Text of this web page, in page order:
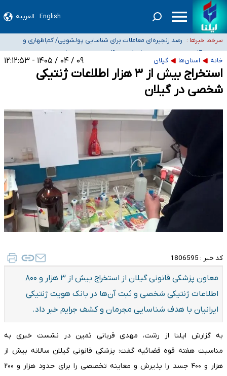
English العربیه
سرخط خبرها :
شیب آسیب‌های اجتماعی در کشور افزایشی است
رصد زنجیره‌ای معاملات برای شناسایی پولشویی/ کم‌اظهاری و
«حسین آقایاری» تراستی ابربدهکار کیست؟/ غارت پول نفت کشور با
پاسپورت ایرانی- افغانستانی
آسیب‌های جنگ، صدور گواهینامه موتورسواری زنان را به تأخیر انداخت
درخواست جلسه نمایندگان با رئیس‌جمهور برای تصمیم‌گیری درباره حذف شرکت‌های
پیمانکاری/ مصوبه دولت انتظار مجلس و نیروهای شرکتی را تأمین نکرد
خانه استان‌ها گیلان ۰۹ / ۰۴ / ۱۴۰۵ - ۱۲:۱۲:۵۳
استخراج بیش از ۳ هزار اطلاعات ژنتیکی
شخصی در گیلان
کد خبر : 1806595
معاون پزشکی قانونی گیلان از استخراج بیش از ۳ هزار و ۸۰۰
اطلاعات ژنتیکی شخصی و ثبت آن‌ها در بانک هویت ژنتیکی
ایرانیان با هدف شناسایی مجرمان و کشف جرایم خبر داد.
به گزارش ایلنا از رشت، مهدی قربانی ثمین در نشست خبری به
مناسبت هفته قوه قضائیه گفت: پزشکی قانونی گیلان سالانه بیش از
هزار و ۴۰۰ جسد را پذیرش و معاینه تخصصی را برای حدود هزار و ۲۰۰